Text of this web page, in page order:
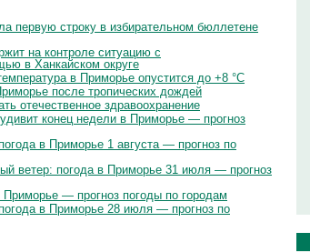
первую строку в избирательном бюллетене
на контроле ситуацию с
в Ханкайском округе
в Приморье опустится до +8 °C
после тропических дождей
отечественное здравоохранение
конец недели в Приморье — прогноз
в Приморье 1 августа — прогноз по
ветер: погода в Приморье 31 июля — прогноз
— прогноз погоды по городам
в Приморье 28 июля — прогноз по